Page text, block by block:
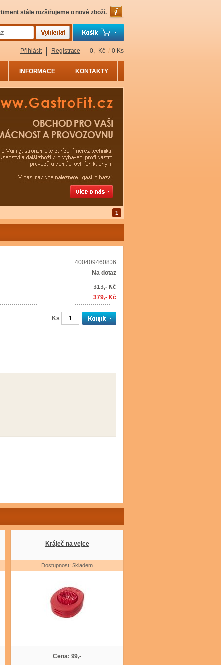
stále rozšiřujeme o nové zboží.
Přihlásit Registrace 0,- Kč / 0 Ks
INFORMACE KONTAKTY
1
400409460806
Na dotaz
313,- Kč
379,- Kč
Ks
Kráječ na vejce
Dostupnost: Skladem
Cena: 99,-